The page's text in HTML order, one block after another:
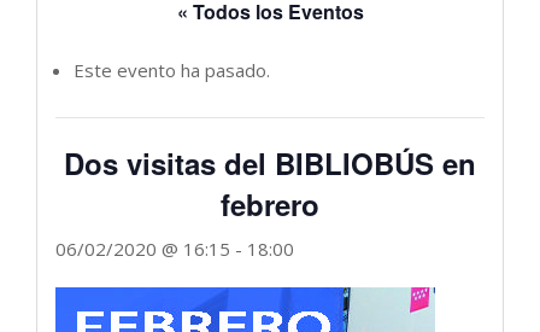
« Todos los Eventos
Este evento ha pasado.
Dos visitas del BIBLIOBÚS en
febrero
06/02/2020 @ 16:15 - 18:00